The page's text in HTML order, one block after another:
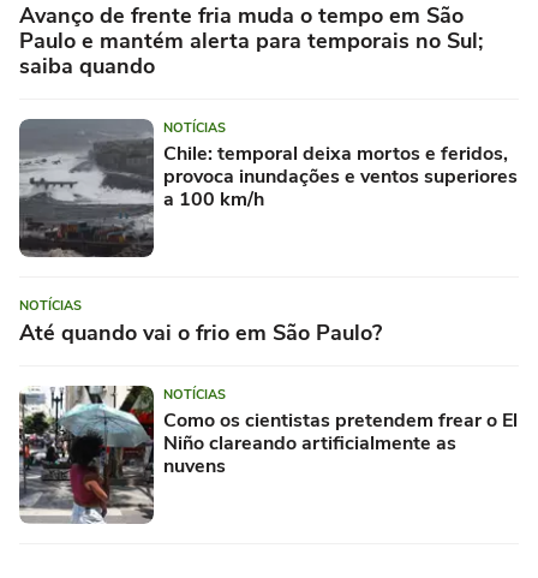
Avanço de frente fria muda o tempo em São
Paulo e mantém alerta para temporais no Sul;
saiba quando
NOTÍCIAS
Chile: temporal deixa mortos e feridos,
provoca inundações e ventos superiores
a 100 km/h
NOTÍCIAS
Até quando vai o frio em São Paulo?
NOTÍCIAS
Como os cientistas pretendem frear o El
Niño clareando artificialmente as
nuvens